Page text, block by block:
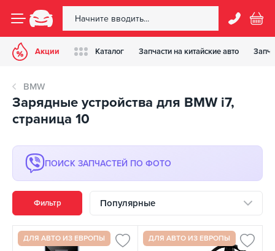
Акции Каталог Запчасти на китайские авто
BMW
Зарядные устройства для BMW i7,
страница 10
ПОИСК ЗАПЧАСТЕЙ ПО ФОТО
Фильтр Популярные
ДЛЯ АВТО ИЗ ЕВРОПЫ ДЛЯ АВТО ИЗ ЕВРОПЫ